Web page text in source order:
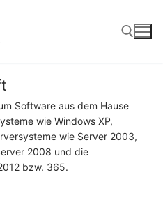
Suchen nach:
Software aus dem Hause
wie Windows XP,
wie Server 2003,
2008 und die
bzw. 365.